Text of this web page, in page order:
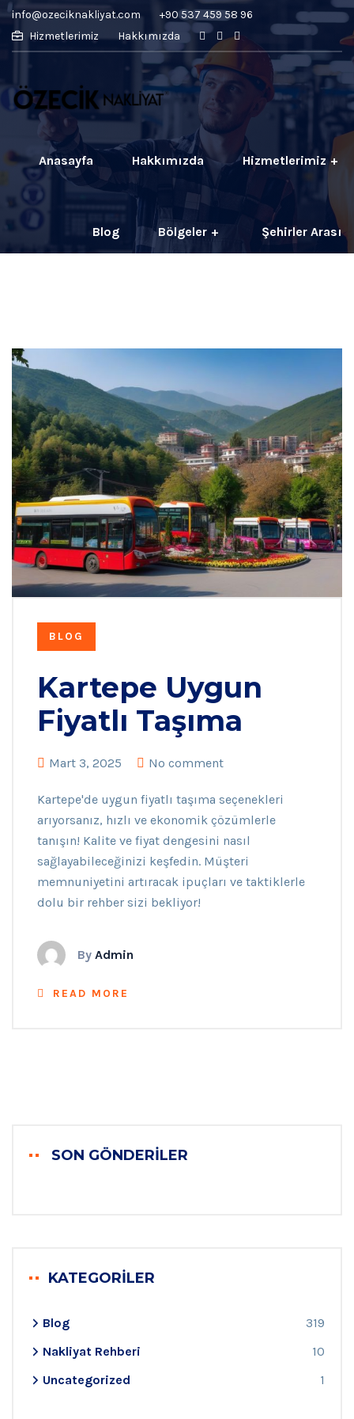
info@ozeciknakliyat.com
+90 537 459 58 96
Hizmetlerimiz
Hakkımızda
Anasayfa Hakkımızda Hizmetlerimiz
Blog Bölgeler Şehirler Arası
BLOG
Kartepe Uygun
Fiyatlı Taşıma
Mart 3, 2025 No comment
Kartepe'de uygun fiyatlı taşıma seçenekleri
arıyorsanız, hızlı ve ekonomik çözümlerle
tanışın! Kalite ve fiyat dengesini nasıl
sağlayabileceğinizi keşfedin. Müşteri
memnuniyetini artıracak ipuçları ve taktiklerle
dolu bir rehber sizi bekliyor!
By Admin
READ MORE
SON GÖNDERILER
KATEGORILER
Blog
319
Nakliyat Rehberi
10
Uncategorized
1